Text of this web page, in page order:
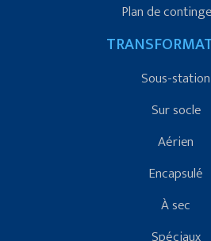
Plan de
Sous-station
Sur socle
Aérien
Encapsulé
À sec